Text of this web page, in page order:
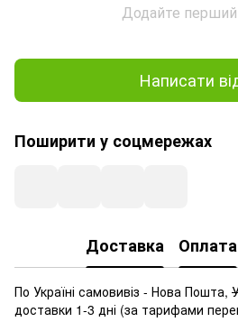
Додайте перший
Написати
Поширити у соцмережах
Доставка Оплата
По Україні самовивіз - Нова Пошта,
доставки 1-3 дні (за тарифами